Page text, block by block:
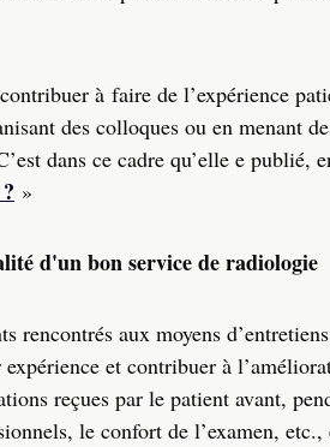
à faire de l’expérience
des colloques ou en menant
dans ce cadre qu’elle e
»
d'un bon service de radiologie
aux moyens
et contribuer à
reçues par le patient avant,
le confort de l’examen,